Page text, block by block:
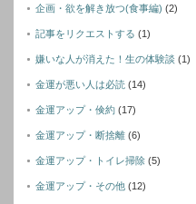
企画・欲を解き放つ(食事編) (2)
記事をリクエストする (1)
嫌いな人が消えた！生の体験談 (1)
金運が悪い人は必読 (14)
金運アップ・倹約 (17)
金運アップ・断捨離 (6)
金運アップ・トイレ掃除 (5)
金運アップ・その他 (12)